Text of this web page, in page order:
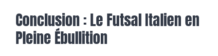
Conclusion : Le Futsal Italien en
Pleine Ébullition